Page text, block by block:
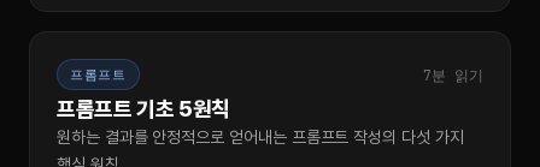
프롬프트 7분 읽기
프롬프트 기초 5원칙
원하는 결과를 안정적으로 얻어내는 프롬프트 작성의 다섯 가지